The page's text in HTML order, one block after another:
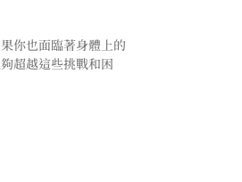
你也面臨著身體上的
超越這些挑戰和困